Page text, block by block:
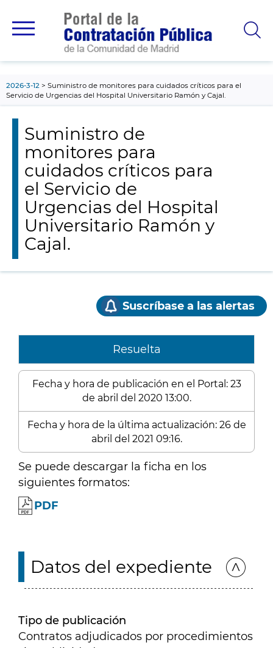
principal
2026-3-12
Suministro de monitores para cuidados críticos para el
Servicio de Urgencias del Hospital Universitario Ramón y Cajal.
Suministro de
monitores para
cuidados críticos para
el Servicio de
Urgencias del Hospital
Universitario Ramón y
Cajal.
Suscríbase a las alertas
Resuelta
Fecha y hora de publicación en el Portal: 23
de abril del 2020 13:00.
Fecha y hora de la última actualización: 26 de
abril del 2021 09:16.
Se puede descargar la ficha en los
siguientes formatos:
PDF
Datos del expediente
Tipo de publicación
Contratos adjudicados por procedimientos